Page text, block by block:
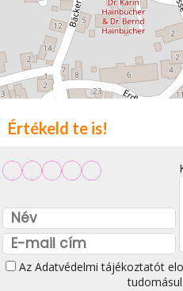
Értékeld te is!
Az Adatvédelmi tájékoztatót